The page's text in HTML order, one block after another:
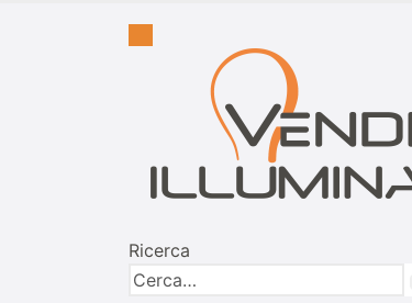
Ricerca